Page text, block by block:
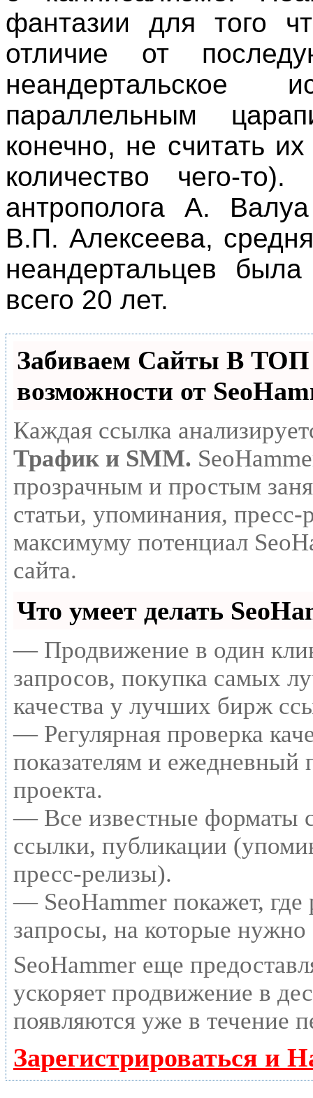
фантазии для того
отличие от
неандертальское
параллельным
конечно, не считать
количество чего-
антрополога А.
В.П. Алексеева,
неандертальцев
всего 20 лет.
Забиваем Сайты В
возможности от
Каждая ссылка
Трафик и SMM.
прозрачным и простым
статьи, упоминания,
максимуму потенциал
сайта.
Что умеет делать
— Продвижение в один
запросов, покупка самых
качества у лучших бирж
— Регулярная проверка
показателям и ежедневный
проекта.
— Все известные форматы
ссылки, публикации
пресс-релизы).
— SeoHammer покажет, где
запросы, на которые нужно
SeoHammer еще
ускоряет продвижение в
появляются уже в течение
Зарегистрироваться и